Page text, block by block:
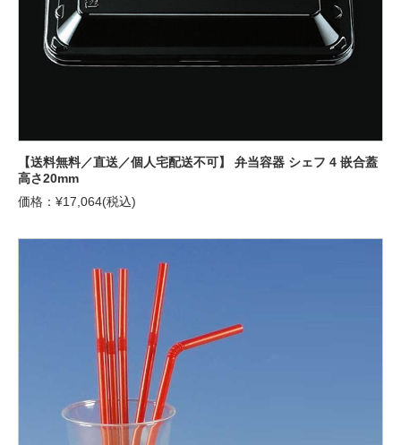
【送料無料／直送／個人宅配送不可】 弁当容器 シェフ 4 嵌合蓋
高さ20mm
価格：¥17,064(税込)